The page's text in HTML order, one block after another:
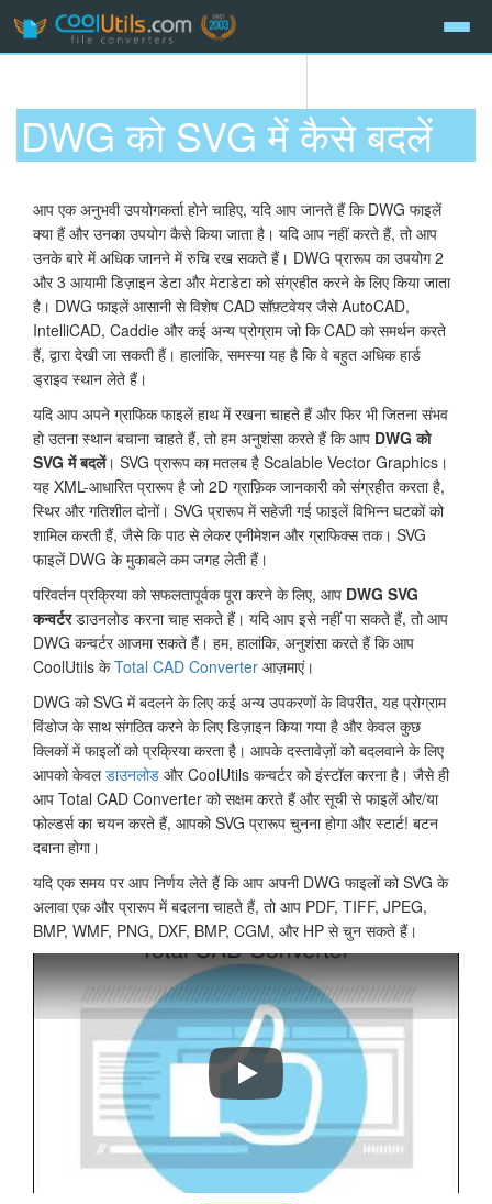
DWG को SVG में कैसे बदलें
आप एक अनुभवी उपयोगकर्ता होने चाहिए, यदि आप जानते हैं कि DWG फाइलें
क्या हैं और उनका उपयोग कैसे किया जाता है। यदि आप नहीं करते हैं, तो आप
उनके बारे में अधिक जानने में रुचि रख सकते हैं। DWG प्रारूप का उपयोग 2
और 3 आयामी डिज़ाइन डेटा और मेटाडेटा को संग्रहीत करने के लिए किया जाता
है। DWG फाइलें आसानी से विशेष CAD सॉफ़्टवेयर जैसे AutoCAD,
IntelliCAD, Caddie और कई अन्य प्रोग्राम जो कि CAD को समर्थन करते
हैं, द्वारा देखी जा सकती हैं। हालांकि, समस्या यह है कि वे बहुत अधिक हार्ड
ड्राइव स्थान लेते हैं।
यदि आप अपने ग्राफिक फाइलें हाथ में रखना चाहते हैं और फिर भी जितना संभव
हो उतना स्थान बचाना चाहते हैं, तो हम अनुशंसा करते हैं कि आप DWG को
SVG में बदलें। SVG प्रारूप का मतलब है Scalable Vector Graphics।
यह XML-आधारित प्रारूप है जो 2D ग्राफ़िक जानकारी को संग्रहीत करता है,
स्थिर और गतिशील दोनों। SVG प्रारूप में सहेजी गई फाइलें विभिन्न घटकों को
शामिल करती हैं, जैसे कि पाठ से लेकर एनीमेशन और ग्राफिक्स तक। SVG
फाइलें DWG के मुकाबले कम जगह लेती हैं।
परिवर्तन प्रक्रिया को सफलतापूर्वक पूरा करने के लिए, आप DWG SVG
कन्वर्टरडाउनलोड करना चाह सकते हैं। यदि आप इसे नहीं पा सकते हैं, तो आप
DWG कन्वर्टर आजमा सकते हैं। हम, हालांकि, अनुशंसा करते हैं कि आप
CoolUtils केTotal CAD Converter आज़माएं।
DWG को SVG में बदलने के लिए कई अन्य उपकरणों के विपरीत, यह प्रोग्राम
विंडोज के साथ संगठित करने के लिए डिज़ाइन किया गया है और केवल कुछ
क्लिकों में फाइलों को प्रक्रिया करता है। आपके दस्तावेज़ों को बदलवाने के लिए
आपको केवलडाउनलोड और CoolUtils कन्वर्टर को इंस्टॉल करना है। जैसे ही
आप Total CAD Converter को सक्षम करते हैं और सूची से फाइलें और/या
फोल्डर्स का चयन करते हैं, आपको SVG प्रारूप चुनना होगा और स्टार्ट! बटन
दबाना होगा।
यदि एक समय पर आप निर्णय लेते हैं कि आप अपनी DWG फाइलों को SVG के
अलावा एक और प्रारूप में बदलना चाहते हैं, तो आप PDF, TIFF, JPEG,
BMP, WMF, PNG, DXF, BMP, CGM, और HP से चुन सकते हैं।
Total CAD Converter